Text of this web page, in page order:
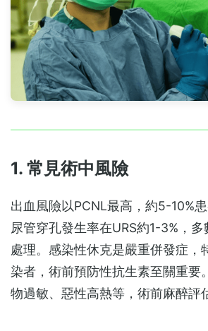
1. 常見術中風險
出血風險以PCNL最高，約5-10%
尿管穿孔發生率在URS約1-3%，
處理。感染性休克是嚴重併發症，
染者，術前預防性抗生素至關重要
物過敏、惡性高熱等，術前麻醉評